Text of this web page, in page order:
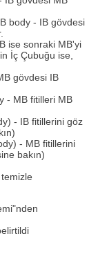
body - IB gövdesi
ise sonraki MB'yi
İç Çubuğu ise,
gövdesi IB
- MB fitilleri MB
- IB fitillerini göz
- MB fitillerini
bakın)